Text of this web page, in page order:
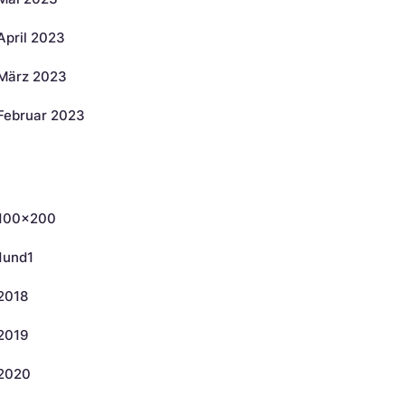
2023
2023
2023